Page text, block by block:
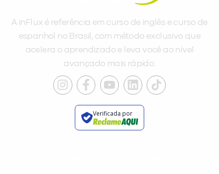
A inFlux é referência em curso de inglês e curso de
espanhol no Brasil, com método exclusivo que
acelera o aprendizado e leva você ao nível
avançado mais rápido.
Verificada por